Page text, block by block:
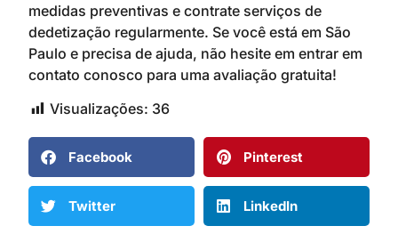
medidas preventivas e contrate serviços de
dedetização regularmente. Se você está em São
Paulo e precisa de ajuda, não hesite em entrar em
contato conosco para uma avaliação gratuita!
Visualizações: 36
Facebook Pinterest
Twitter LinkedIn